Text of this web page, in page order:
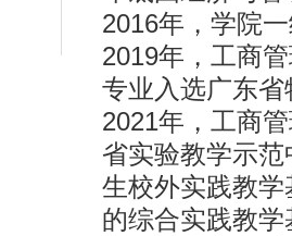
2016年，学院
2019年，工商
专业入选广东
2021年，工商
省实验教学示
生校外实践教
的综合实践教